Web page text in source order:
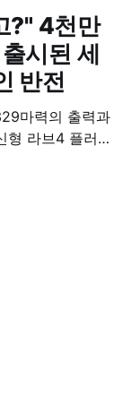
?" 4천만
시된 세
반전
마력의 출력과
형 라브4 플러그
상 주행할 수 있